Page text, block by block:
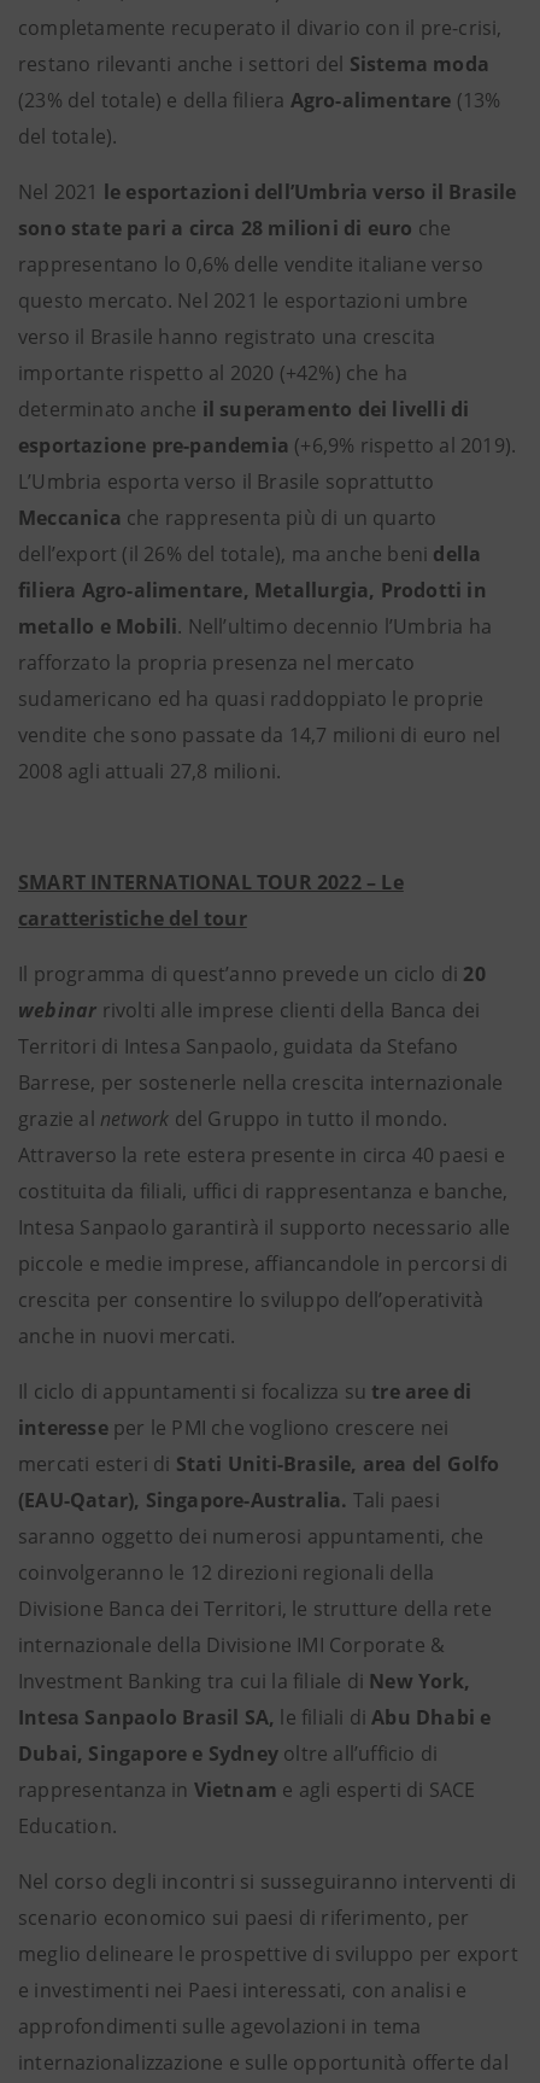
completamente recuperato il divario con il pre-crisi,
restano rilevanti anche i settori del Sistema moda
(23% del totale) e della filiera Agro-alimentare (13%
del totale).
Nel 2021 le esportazioni dell’Umbria verso il Brasile
sono state pari a circa 28 milioni di euro che
rappresentano lo 0,6% delle vendite italiane verso
questo mercato. Nel 2021 le esportazioni umbre
verso il Brasile hanno registrato una crescita
importante rispetto al 2020 (+42%) che ha
determinato anche il superamento dei livelli di
esportazione pre-pandemia (+6,9% rispetto al 2019).
L’Umbria esporta verso il Brasile soprattutto
Meccanica che rappresenta più di un quarto
dell’export (il 26% del totale), ma anche beni della
filiera Agro-alimentare, Metallurgia, Prodotti in
metallo e Mobili. Nell’ultimo decennio l’Umbria ha
rafforzato la propria presenza nel mercato
sudamericano ed ha quasi raddoppiato le proprie
vendite che sono passate da 14,7 milioni di euro nel
2008 agli attuali 27,8 milioni.
SMART INTERNATIONAL TOUR 2022 – Le
caratteristiche del tour
Il programma di quest’anno prevede un ciclo di 20
webinar rivolti alle imprese clienti della Banca dei
Territori di Intesa Sanpaolo, guidata da Stefano
Barrese, per sostenerle nella crescita internazionale
grazie al network del Gruppo in tutto il mondo.
Attraverso la rete estera presente in circa 40 paesi e
costituita da filiali, uffici di rappresentanza e banche,
Intesa Sanpaolo garantirà il supporto necessario alle
piccole e medie imprese, affiancandole in percorsi di
crescita per consentire lo sviluppo dell’operatività
anche in nuovi mercati.
Il ciclo di appuntamenti si focalizza su tre aree di
interesseper le PMI che vogliono crescere nei
mercati esteri di Stati Uniti-Brasile, area del Golfo
(EAU-Qatar), Singapore-Australia. Tali paesi
saranno oggetto dei numerosi appuntamenti, che
coinvolgeranno le 12 direzioni regionali della
Divisione Banca dei Territori, le strutture della rete
internazionale della Divisione IMI Corporate &
Investment Banking tra cui la filiale di New York,
Intesa Sanpaolo Brasil SA, le filiali di Abu Dhabi e
Dubai, Singapore e Sydney oltre all’ufficio di
rappresentanza in Vietnam e agli esperti di SACE
Education.
Nel corso degli incontri si susseguiranno interventi di
scenario economico sui paesi di riferimento, per
meglio delineare le prospettive di sviluppo per export
e investimenti nei Paesi interessati, con analisi e
approfondimenti sulle agevolazioni in tema
internazionalizzazione e sulle opportunità offerte dal